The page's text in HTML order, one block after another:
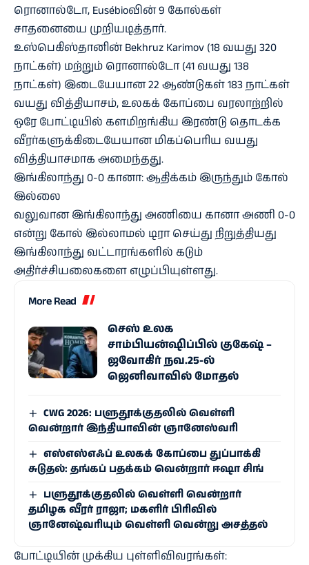
ரொனால்டோ, Eusébioவின் 9 கோல்கள்
சாதனையை முறியடித்தார்.
உஸ்பெகிஸ்தானின் Bekhruz Karimov (18 வயது 320
நாட்கள்) மற்றும் ரொனால்டோ (41 வயது 138
நாட்கள்) இடையேயான 22 ஆண்டுகள் 183 நாட்கள்
வயது வித்தியாசம், உலகக் கோப்பை வரலாற்றில்
ஒரே போட்டியில் களமிறங்கிய இரண்டு தொடக்க
வீரர்களுக்கிடையேயான மிகப்பெரிய வயது
வித்தியாசமாக அமைந்தது.
இங்கிலாந்து 0-0 கானா: ஆதிக்கம் இருந்தும் கோல்
இல்லை
வலுவான இங்கிலாந்து அணியை கானா அணி 0-0
என்று கோல் இல்லாமல் டிரா செய்து நிறுத்தியது
இங்கிலாந்து வட்டாரங்களில் கடும்
அதிர்ச்சியலைகளை எழுப்பியுள்ளது.
More Read
செஸ் உலக
சாம்பியன்ஷிப்பில் குகேஷ் –
ஜவோகிர் நவ.25-ல்
ஜெனிவாவில் மோதல்
CWG 2026: பளுதூக்குதலில் வெள்ளி
வென்றார் இந்தியாவின் ஞானேஸ்வரி
எஸ்​எஸ்​எஃப் உலகக் கோப்பை துப்பாக்கி
சுடு​தல்: தங்கப் பதக்கம் வென்றார் ஈஷா சிங்
பளுதூக்குதலில் வெள்ளி வென்றார்
தமிழக வீரர் ராஜா; மகளிர் பிரிவில்
ஞானேஷ்வரியும் வெள்ளி வென்று அசத்தல்
போட்டியின் முக்கிய புள்ளிவிவரங்கள்: